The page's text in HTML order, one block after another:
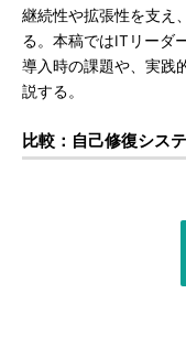
継続性や拡張性を支え
る。本稿ではITリーダ
導入時の課題や、実践
説する。
比較：自己修復シス